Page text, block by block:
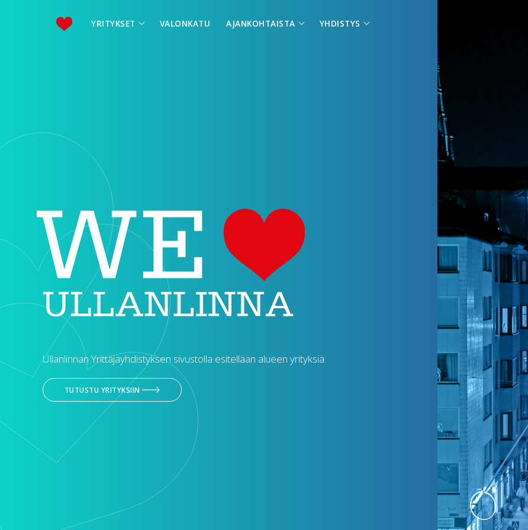
YRITYKSET VALONKATU AJANKOHTAISTA YHDISTYS
Ullanlinnan Yrittäjäyhdistyksen sivustolla esitellään alueen yrityksiä.
TUTUSTU YRITYKSIIN